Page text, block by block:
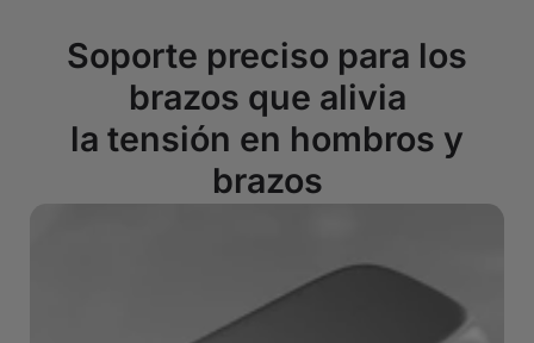
Soporte preciso para los
brazos que alivia
la tensión en hombros y
brazos